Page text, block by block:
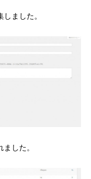
ました。
した。